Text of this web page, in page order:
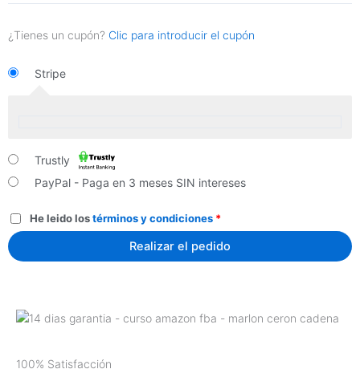
¿Tienes un cupón? Clic para introducir el cupón
Stripe
Trustly
PayPal - Paga en 3 meses SIN intereses
He leido lostérminos y condiciones *
Realizar el pedido
100% Satisfacción